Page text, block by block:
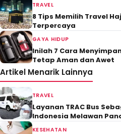
TRAVEL
8 Tips Memilih Travel
Terpercaya
GAYA HIDUP
Inilah 7 Cara
Tetap Aman dan Awet
Artikel Menarik Lainnya
TRAVEL
Layanan TRAC Bus
Indonesia Melawan
KESEHATAN